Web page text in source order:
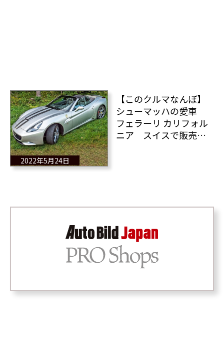
2022年5月24日
【このクルマなんぼ】
シューマッハの愛車
フェラーリ カリフォル
ニア スイスで販売